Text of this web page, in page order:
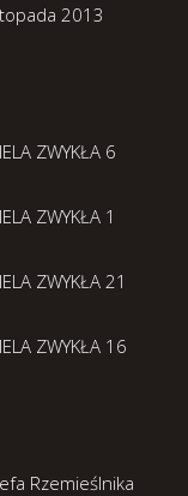
2013
ZWYKŁA 6
ZWYKŁA 1
ZWYKŁA 21
ZWYKŁA 16
Rzemieślnika